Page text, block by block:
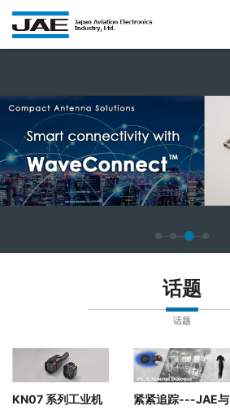
话题
话题
KN07 系列工业机
紧紧追踪---JAE与